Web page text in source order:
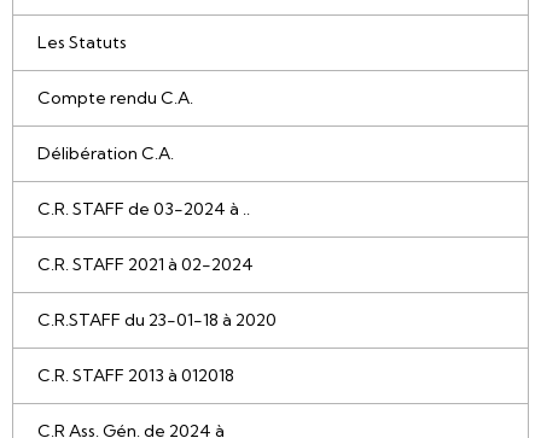
Les Statuts
Compte rendu C.A.
Délibération C.A.
C.R. STAFF de 03-2024 à ..
C.R. STAFF 2021 à 02-2024
C.R.STAFF du 23-01-18 à 2020
C.R. STAFF 2013 à 012018
C.R Ass. Gén. de 2024 à